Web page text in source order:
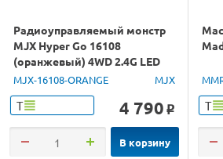
Радиоуправляемый монстр
MJX Hyper Go 16108
(оранжевый) 4WD 2.4G LED
1/16 RTR
MJX-16108-ORANGE MJX
Т 4 790 o
В корзину
Т